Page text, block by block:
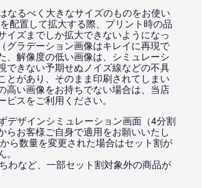
なるべく大きなサイズのものをお使い
配置して拡大する際、プリント時の品
イズまでしか拡大できないようになっ
グラデーション画像はキレイに再現で
、解像度の低い画像は、シミュレーシ
できない予期せぬノイズ線などの不具
とがあり、そのまま印刷されてしまい
高い画像をお持ちでない場合は、当店
ビスをご利用ください。
デザインシミュレーション画面（4分割
らお客様ご自身で適用をお願いいたし
ら数量を変更された場合はセット割が
わなど、一部セット割対象外の商品が